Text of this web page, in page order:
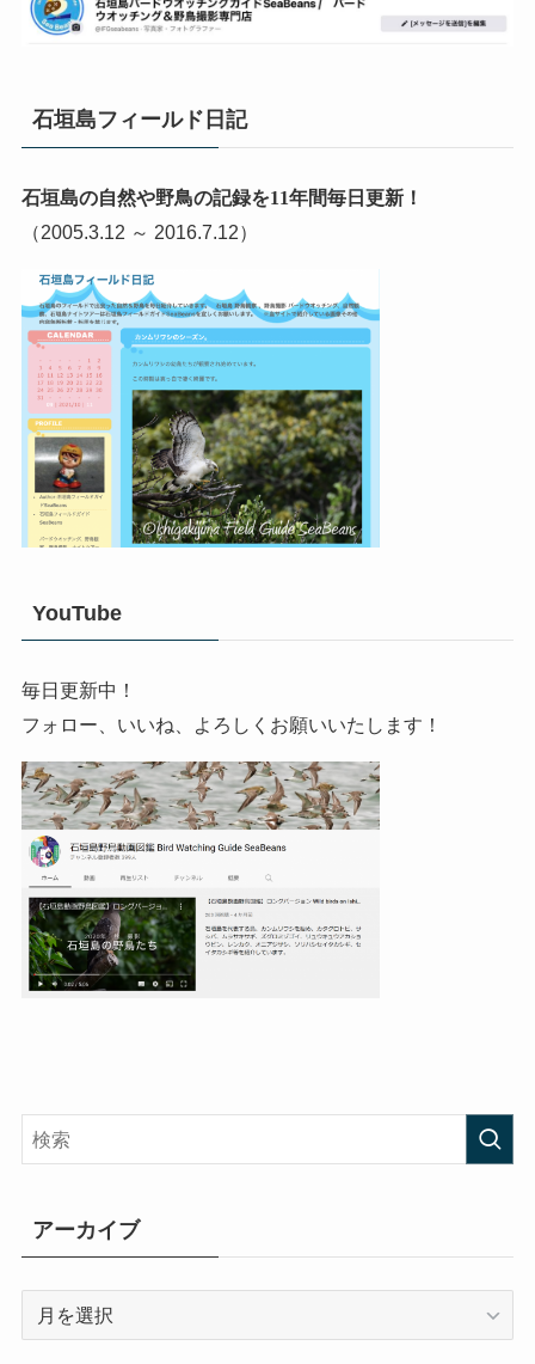
石垣島フィールド日記
石垣島の自然や野鳥の記録を11年間毎日更新！
（2005.3.12 ～ 2016.7.12）
YouTube
毎日更新中！
フォロー、いいね、よろしくお願いいたします！
アーカイブ